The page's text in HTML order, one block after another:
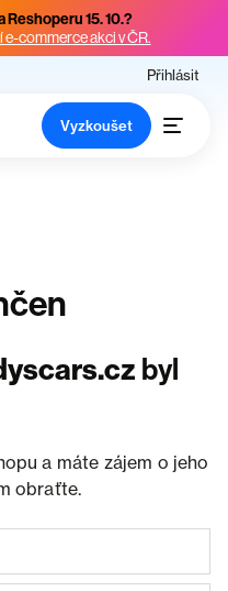
Reshoperu 15. 10.?
e-commerce akci v ČR.
Přihlásit
Vyzkoušet
byl
a máte zájem o jeho
obraťte.